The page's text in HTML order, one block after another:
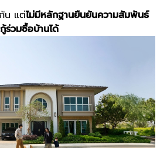
น แต่ไม่มีหลักฐานยืนยันความสัมพันธ์
ร่วมซื้อบ้านได้